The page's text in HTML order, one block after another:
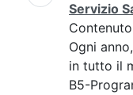
Servizio
Ogni
in tutto il
B5-